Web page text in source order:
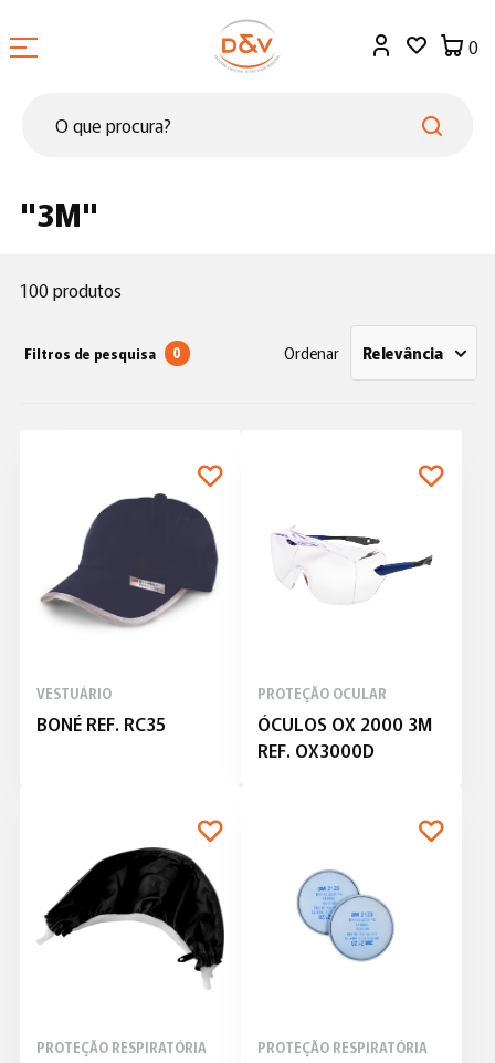
0
"3M"
100 produtos
Filtros de pesquisa 0 Ordenar Relevância
VESTUÁRIO
BONÉ REF. RC35
PROTEÇÃO OCULAR
ÓCULOS OX 2000 3M
REF. OX3000D
PROTEÇÃO RESPIRATÓRIA PROTEÇÃO RESPIRATÓRIA